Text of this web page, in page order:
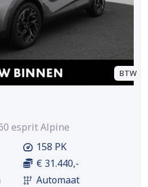
BTW
esprit Alpine
158 PK
€ 31.440,-
Automaat